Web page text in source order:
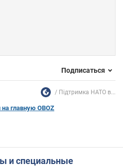
Подписаться
Підтримка НАТО в...
главную OBOZ
и специальные